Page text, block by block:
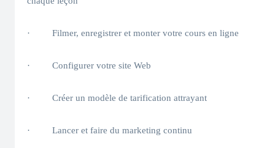
· Filmer, enregistrer et monter votre cours en ligne
· Configurer votre site Web
· Créer un modèle de tarification attrayant
· Lancer et faire du marketing continu